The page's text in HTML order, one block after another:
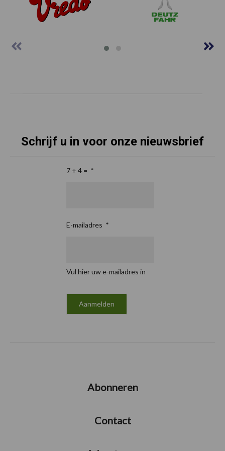
Schrijf u in voor onze nieuwsbrief
7 + 4 = *
E-mailadres *
Vul hier uw e-mailadres in
Abonneren
Contact